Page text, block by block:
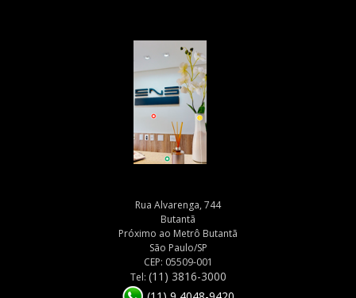
Rua Alvarenga, 744
Butantã
Próximo ao Metrô Butantã
São Paulo/SP
CEP: 05509-001
Tel: (11) 3816-3000